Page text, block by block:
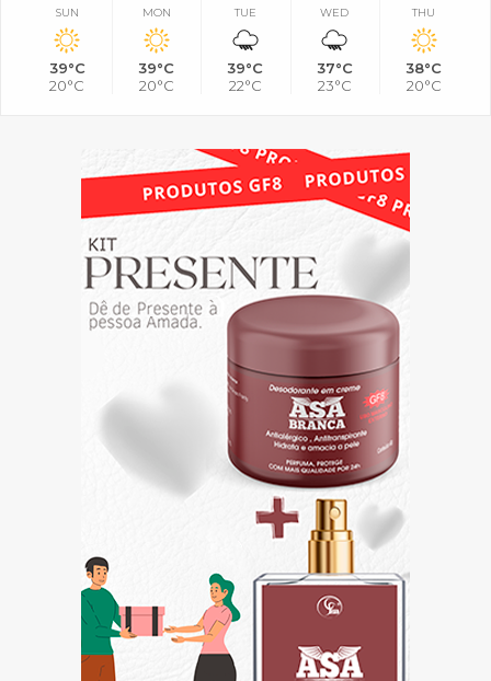
SUN
39°C
20°C
MON
39°C
20°C
TUE
39°C
22°C
WED
37°C
23°C
THU
38°C
20°C